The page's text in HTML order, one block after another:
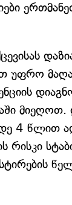
უფრო
მიეღოთ.
4 წლით
რისკი